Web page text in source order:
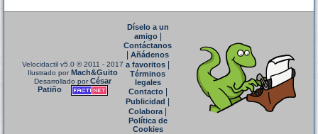
Velocidactil v5.0 © 2011 - 2017
Ilustrado porMach&Guito
Desarrollado porCésar
Patiño
Díselo a un
amigo|
Contáctanos
Añádenos
a favoritos
Términos
legales
Contacto|
Publicidad
Colabora|
Política de
Cookies